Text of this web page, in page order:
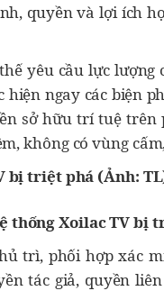
quyền và lợi ích
yêu cầu lực
ngay các biện
sở hữu trí tuệ trên
không có vùng
thống Xoilac TV bị
trì, phối hợp xác
tác giả, quyền